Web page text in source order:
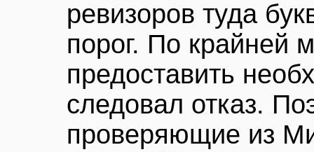
ревизоров туда
порог. По крайней
предоставить
следовал отказ.
проверяющие из